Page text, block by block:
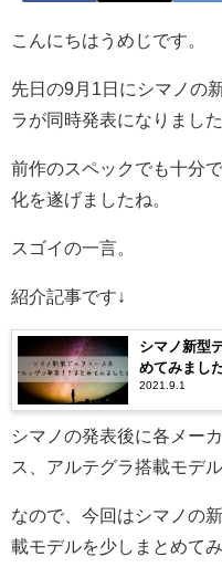
こんにちはうめじです。
先日の9月1日にシマノの
ラが同時発表になりました
前作のスペックでも十分
化を遂げましたね。
スゴイの一言。
紹介記事です↓
シマノ新型
めてみまし
2021.9.1
シマノの発表後に各メー
ス、アルテグラ搭載モデ
なので、今回はシマノの
載モデルを少しまとめてみ